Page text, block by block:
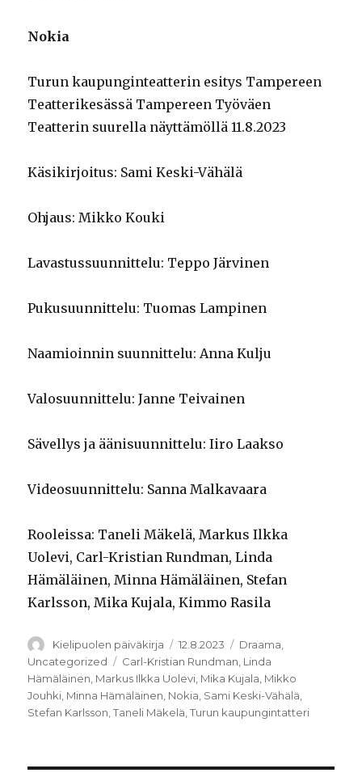
Nokia
Turun kaupunginteatterin esitys Tampereen
Teatterikesässä Tampereen Työväen
Teatterin suurella näyttämöllä 11.8.2023
Käsikirjoitus: Sami Keski-Vähälä
Ohjaus: Mikko Kouki
Lavastussuunnittelu: Teppo Järvinen
Pukusuunnittelu: Tuomas Lampinen
Naamioinnin suunnittelu: Anna Kulju
Valosuunnittelu: Janne Teivainen
Sävellys ja äänisuunnittelu: Iiro Laakso
Videosuunnittelu: Sanna Malkavaara
Rooleissa: Taneli Mäkelä, Markus Ilkka
Uolevi, Carl-Kristian Rundman, Linda
Hämäläinen, Minna Hämäläinen, Stefan
Karlsson, Mika Kujala, Kimmo Rasila
Kirjoittaja
Kielipuolen päiväkirja Julkaistu
12.8.2023 Kategoriat
Draama
Uncategorized
Avainsanat
Carl-Kristian Rundman Linda
Hämäläinen Markus Ilkka Uolevi Mika Kujala Mikko
Jouhki Minna Hämäläinen Nokia Sami Keski-Vähälä
Stefan Karlsson ,Taneli Mäkelä ,Turun kaupungintatteri